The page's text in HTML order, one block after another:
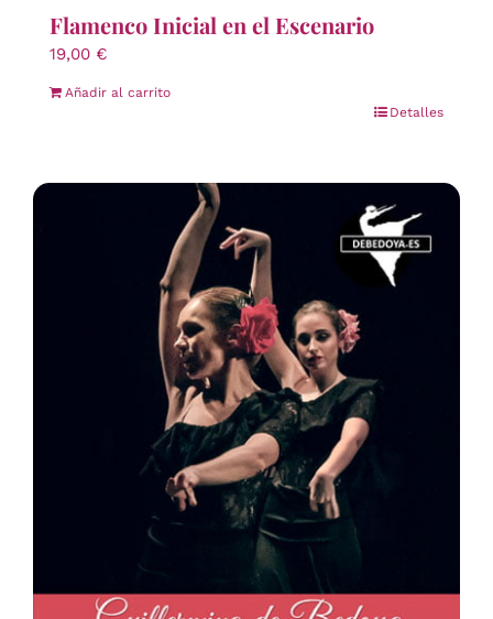
Flamenco Inicial en el Escenario
19,00 €
Añadir al carrito
Detalles